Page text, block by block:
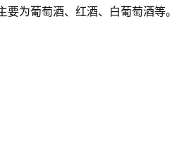
为葡萄酒、红酒、白葡萄酒等。